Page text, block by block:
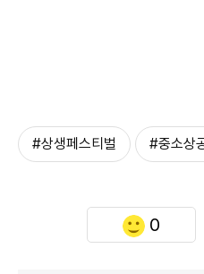
#상생페스티벌 #중소상
0